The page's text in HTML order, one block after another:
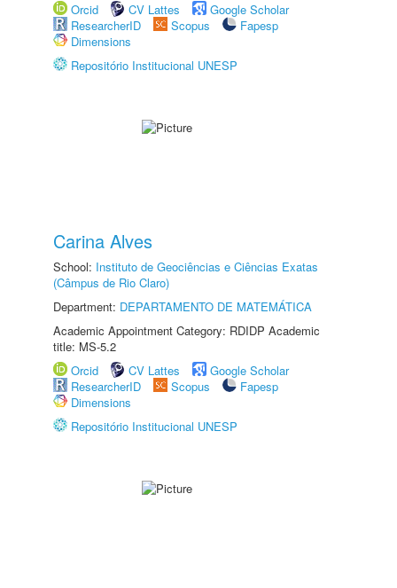
Orcid
CV Lattes
Google Scholar
ResearcherID
Scopus
Fapesp
Dimensions
Repositório Institucional UNESP
Carina Alves
School: Instituto de Geociências e Ciências Exatas
(Câmpus de Rio Claro)
Department: DEPARTAMENTO DE MATEMÁTICA
Academic Appointment Category: RDIDP Academic
title: MS-5.2
Orcid
CV Lattes
Google Scholar
ResearcherID
Scopus
Fapesp
Dimensions
Repositório Institucional UNESP